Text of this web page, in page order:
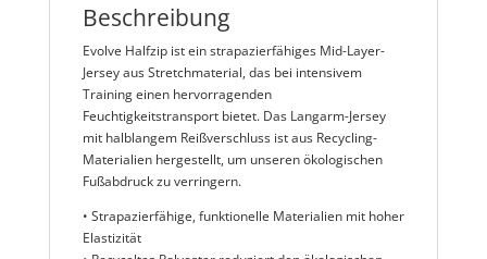
Beschreibung
Evolve Halfzip ist ein strapazierfähiges Mid-Layer-
Jersey aus Stretchmaterial, das bei intensivem
Training einen hervorragenden
Feuchtigkeitstransport bietet. Das Langarm-Jersey
mit halblangem Reißverschluss ist aus Recycling-
Materialien hergestellt, um unseren ökologischen
Fußabdruck zu verringern.
• Strapazierfähige, funktionelle Materialien mit hoher
Elastizität